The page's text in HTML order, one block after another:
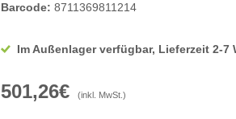
Barcode: 8711369811214
Im Außenlager verfügbar, Lieferzeit 2-7
501,26€ (inkl. MwSt.)